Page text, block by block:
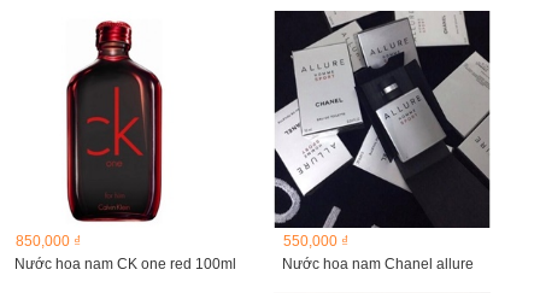
850,000 ₫
Nước hoa nam CK one red 100ml
550,000 ₫
Nước hoa nam Chanel allure